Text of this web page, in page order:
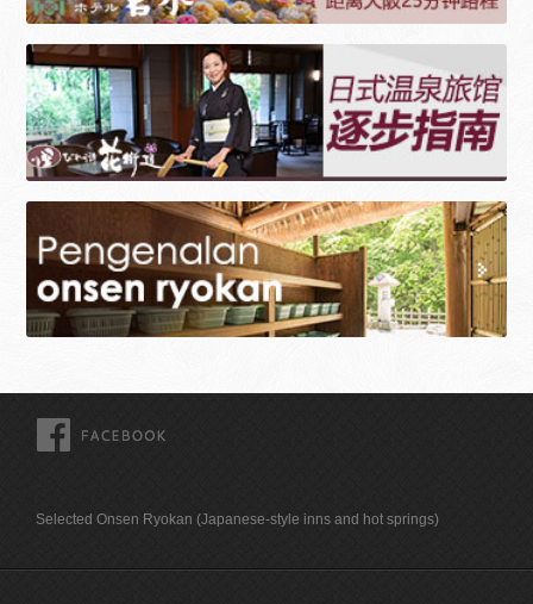
Selected Onsen Ryokan (Japanese-style inns and hot springs)